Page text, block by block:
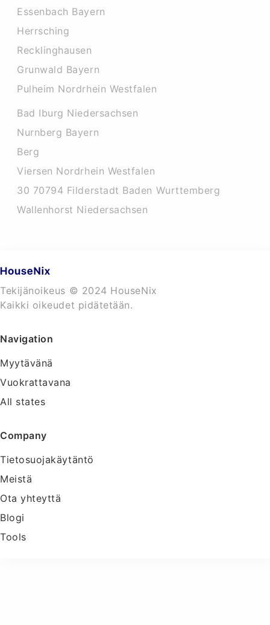
Essenbach Bayern
Herrsching
Recklinghausen
Grunwald Bayern
Pulheim Nordrhein Westfalen
Bad Iburg Niedersachsen
Nurnberg Bayern
Berg
Viersen Nordrhein Westfalen
30 70794 Filderstadt Baden Wurttemberg
Wallenhorst Niedersachsen
Tekijänoikeus © 2024 HouseNix
Kaikki oikeudet pidätetään.
Navigation
Myytävänä
Vuokrattavana
All states
Company
Tietosuojakäytäntö
Meistä
Ota yhteyttä
Blogi
Tools